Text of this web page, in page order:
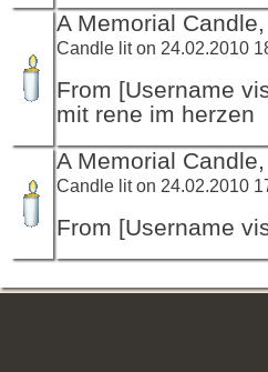
A Memorial Candle,
Candle lit on 24.02.2010
From [Username
mit rene im herzen
A Memorial Candle,
Candle lit on 24.02.2010
From [Username